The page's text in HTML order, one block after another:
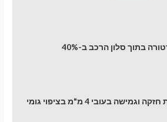
בתוך סלון הרכב ב-40%
מסגרת מתכת חזקה וגמישה בעובי 4 מ"מ בציפוי גומי